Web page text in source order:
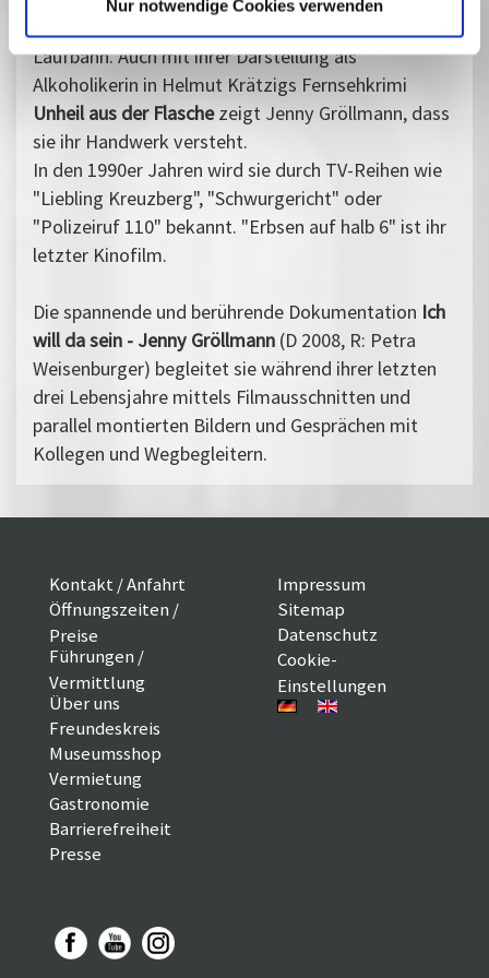
Nur notwendige Cookies verwenden
Laufbahn. Auch mit ihrer Darstellung als
Alkoholikerin in Helmut Krätzigs Fernsehkrimi
Unheil aus der Flaschezeigt Jenny Gröllmann, dass
sie ihr Handwerk versteht.
In den 1990er Jahren wird sie durch TV-Reihen wie
"Liebling Kreuzberg", "Schwurgericht" oder
"Polizeiruf 110" bekannt. "Erbsen auf halb 6" ist ihr
letzter Kinofilm.
Die spannende und berührende Dokumentation Ich
will da sein - Jenny Gröllmann (D 2008, R: Petra
Weisenburger) begleitet sie während ihrer letzten
drei Lebensjahre mittels Filmausschnitten und
parallel montierten Bildern und Gesprächen mit
Kollegen und Wegbegleitern.
Kontakt / Anfahrt
Öffnungszeiten /
Preise
Führungen /
Vermittlung
Über uns
Freundeskreis
Museumsshop
Vermietung
Gastronomie
Barrierefreiheit
Presse
Impressum
Sitemap
Datenschutz
Cookie-
Einstellungen